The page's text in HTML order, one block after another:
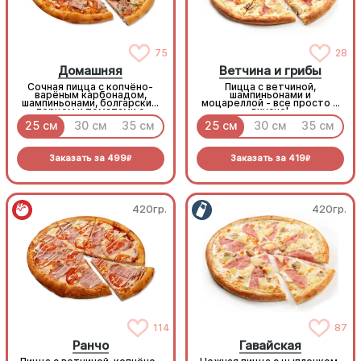
75
Домашняя
Сочная пицца с копчёно-
варёным карбонадом,
шампиньонами, болгарским
перцем и томатами с
зеленью под моцареллой
25 см 30 см 35 см
Заказать за 499R
28
Ветчина и грибы
Пицца с ветчиной,
шампиньонами и
моцареллой - все просто и
вкусно!
25 см 30 см 35 см
Заказать за 419R
420гр.
114
Ранчо
420гр.
87
Гавайская